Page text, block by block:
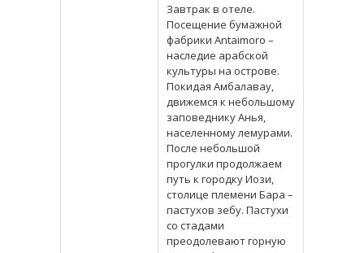
Завтрак в отеле.
Посещение бумажной
фабрики Antaimoro –
наследие арабской
культуры на острове.
Покидая Амбалавау,
движемся к небольшому
заповеднику Анья,
населенному лемурами.
После небольшой
прогулки продолжаем
путь к городку Иози,
столице племени Бара –
пастухов зебу. Пастухи
со стадами
преодолевают горную